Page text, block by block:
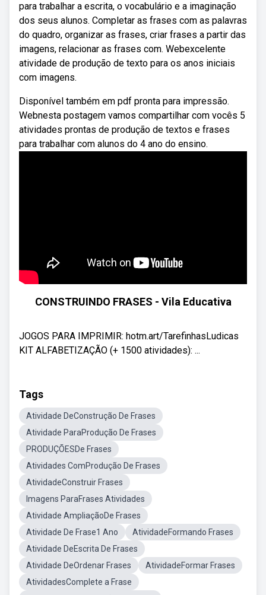
para trabalhar a escrita, o vocabulário e a imaginação
dos seus alunos. Completar as frases com as palavras
do quadro, organizar as frases, criar frases a partir das
imagens, relacionar as frases com. Webexcelente
atividade de produção de texto para os anos iniciais
com imagens.
Disponível também em pdf pronta para impressão.
Webnesta postagem vamos compartilhar com vocês 5
atividades prontas de produção de textos e frases
para trabalhar com alunos do 4 ano do ensino.
CONSTRUINDO FRASES - Vila Educativa
JOGOS PARA IMPRIMIR: hotm.art/TarefinhasLudicas
KIT ALFABETIZAÇÃO (+ 1500 atividades): ...
Tags
Atividade DeConstrução De Frases
Atividade ParaProdução De Frases
PRODUÇÕESDe Frases
Atividades ComProdução De Frases
AtividadeConstruir Frases
Imagens ParaFrases Atividades
Atividade AmpliaçãoDe Frases
Atividade De Frase1 Ano
AtividadeFormando Frases
Atividade DeEscrita De Frases
Atividade DeOrdenar Frases
AtividadeFormar Frases
AtividadesComplete a Frase